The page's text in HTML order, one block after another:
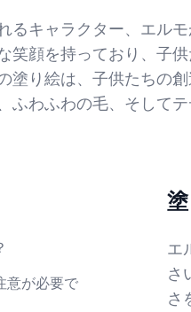
るキャラクター、エル
笑顔を持っており、子
塗り絵は、子供たちの
わふわの毛、そして
意が必要で
エ
さ
さ